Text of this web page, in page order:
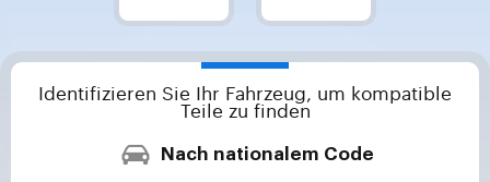
Identifizieren Sie Ihr Fahrzeug, um kompatible
Teile zu finden
Nach nationalem Code